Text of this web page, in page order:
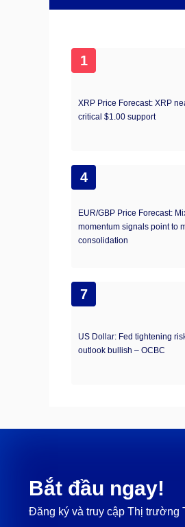
1
XRP Price Forecast: XRP
critical $1.00 support
4
EUR/GBP Price Forecast:
momentum signals point to
consolidation
7
US Dollar: Fed tightening
outlook bullish – OCBC
Bắt đầu ngay!
Đăng ký và truy cập Thị trường